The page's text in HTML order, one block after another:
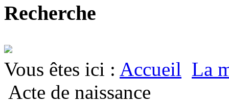
Recherche
Vous êtes ici : Accueil La
Acte de naissance